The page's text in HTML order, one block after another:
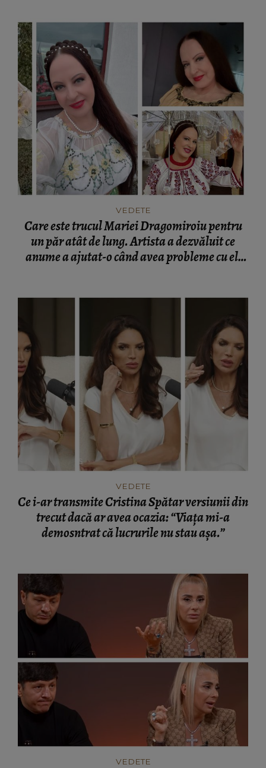
VEDETE
Care este trucul Mariei Dragomiroiu pentru
un păr atât de lung. Artista a dezvăluit ce
anume a ajutat-o când avea probleme cu el:
VEDETE
Ce i-ar transmite Cristina Spătar versiunii din
trecut dacă ar avea ocazia: “Viața mi-a
demosntrat că lucrurile nu stau așa.”
VEDETE